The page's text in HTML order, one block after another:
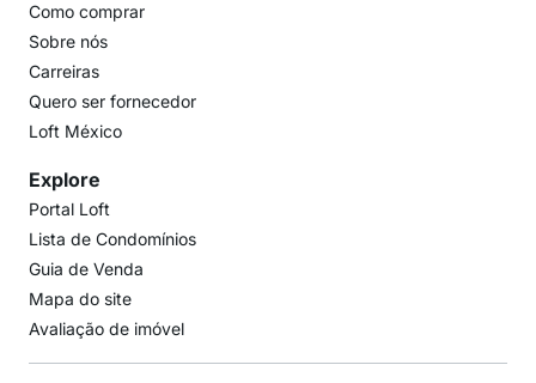
Como comprar
Sobre nós
Carreiras
Quero ser fornecedor
Loft México
Explore
Portal Loft
Lista de Condomínios
Guia de Venda
Mapa do site
Avaliação de imóvel